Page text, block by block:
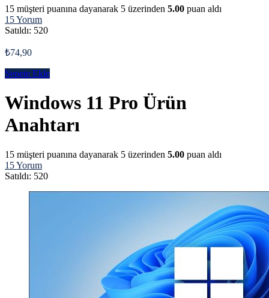
15 müşteri puanına dayanarak 5 üzerinden 5.00 puan aldı
15Yorum
Satıldı: 520
₺74,90
Sepete Ekle
Windows 11 Pro Ürün
Anahtarı
15 müşteri puanına dayanarak 5 üzerinden 5.00 puan aldı
15Yorum
Satıldı: 520